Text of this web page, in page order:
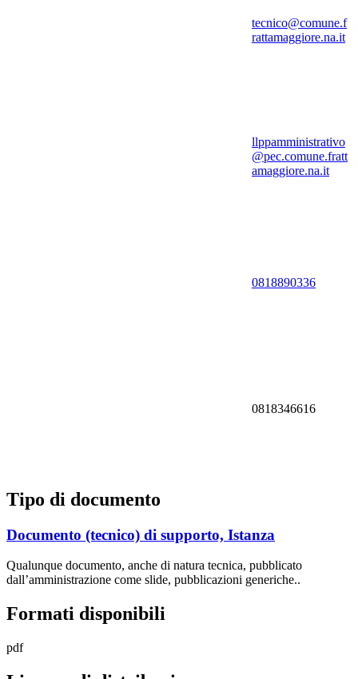
tecnico@comune.f
rattamaggiore.na.it
llppamministrativo
@pec.comune.fratt
amaggiore.na.it
0818890336
0818346616
Tipo di documento
Documento (tecnico) di supporto, Istanza
Qualunque documento, anche di natura tecnica, pubblicato
dall’amministrazione come slide, pubblicazioni generiche..
Formati disponibili
pdf